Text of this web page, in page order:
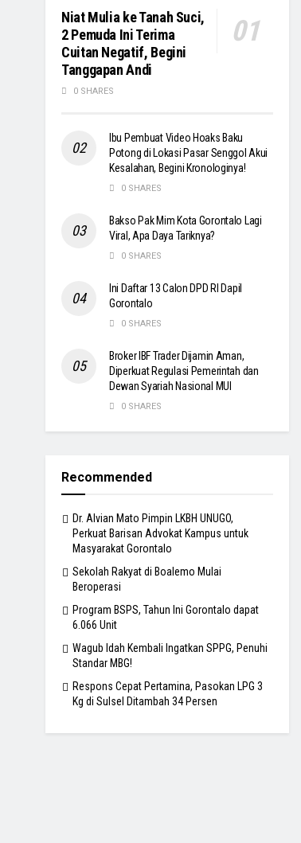
Niat Mulia ke Tanah Suci,
2 Pemuda Ini Terima
Cuitan Negatif, Begini
Tanggapan Andi
0 SHARES
Ibu Pembuat Video Hoaks Baku
Potong di Lokasi Pasar Senggol Akui
Kesalahan, Begini Kronologinya!
0 SHARES
Bakso Pak Mim Kota Gorontalo Lagi
Viral, Apa Daya Tariknya?
0 SHARES
Ini Daftar 13 Calon DPD RI Dapil
Gorontalo
0 SHARES
Broker IBF Trader Dijamin Aman,
Diperkuat Regulasi Pemerintah dan
Dewan Syariah Nasional MUI
0 SHARES
Recommended
Dr. Alvian Mato Pimpin LKBH UNUGO,
Perkuat Barisan Advokat Kampus untuk
Masyarakat Gorontalo
Sekolah Rakyat di Boalemo Mulai
Beroperasi
Program BSPS, Tahun Ini Gorontalo dapat
6.066 Unit
Wagub Idah Kembali Ingatkan SPPG, Penuhi
Standar MBG!
Respons Cepat Pertamina, Pasokan LPG 3
Kg di Sulsel Ditambah 34 Persen